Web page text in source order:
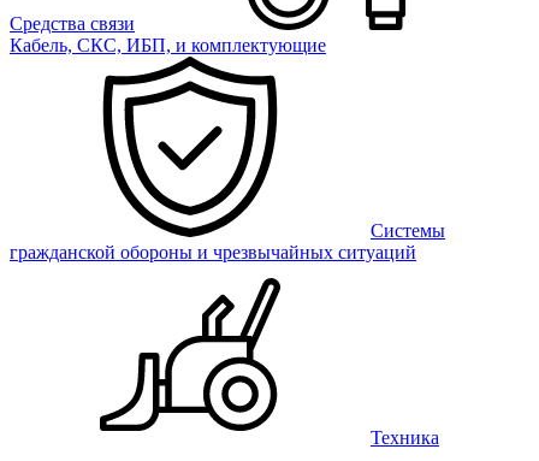
Средства связи
Кабель, СКС, ИБП, и комплектующие
Системы
гражданской обороны и чрезвычайных ситуаций
Техника